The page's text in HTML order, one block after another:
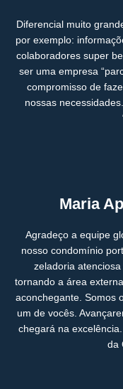
Diferencial muito
por exemplo:
colaboradores super
ser uma empresa
compromisso de
nossas
Maria
Agradeço a equipe
nosso condomínio
zeladoria
tornando a área
aconchegante. Somos
um de vocês.
chegará na
da